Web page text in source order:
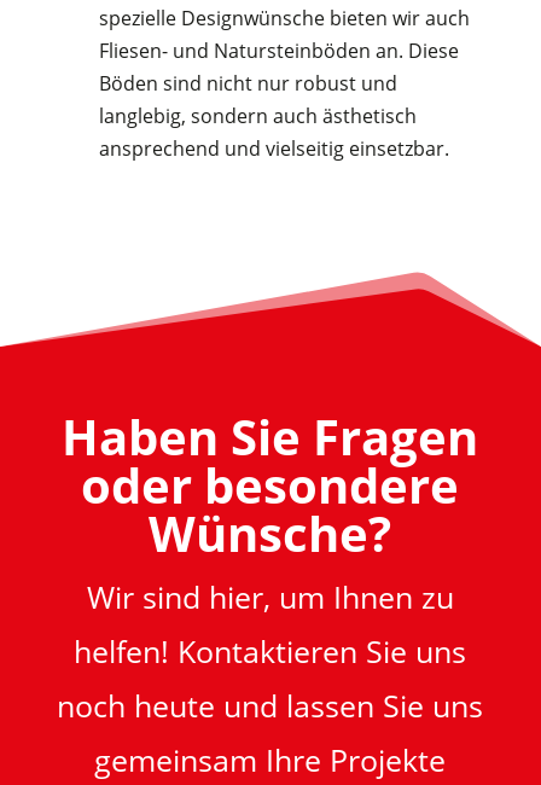
spezielle Designwünsche bieten wir auch
Fliesen- und Natursteinböden an. Diese
Böden sind nicht nur robust und
langlebig, sondern auch ästhetisch
ansprechend und vielseitig einsetzbar.
Haben Sie Fragen
oder besondere
Wünsche?
Wir sind hier, um Ihnen zu
helfen! Kontaktieren Sie uns
noch heute und lassen Sie uns
gemeinsam Ihre Projekte